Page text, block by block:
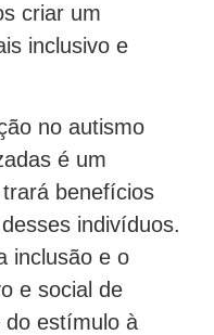
criar um
inclusivo e
no autismo
é um
benefícios
indivíduos.
inclusão e o
e social de
do estímulo à